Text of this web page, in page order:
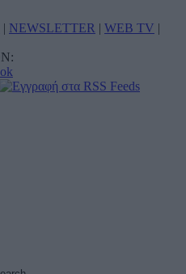
| NEWSLETTER | WEB TV |